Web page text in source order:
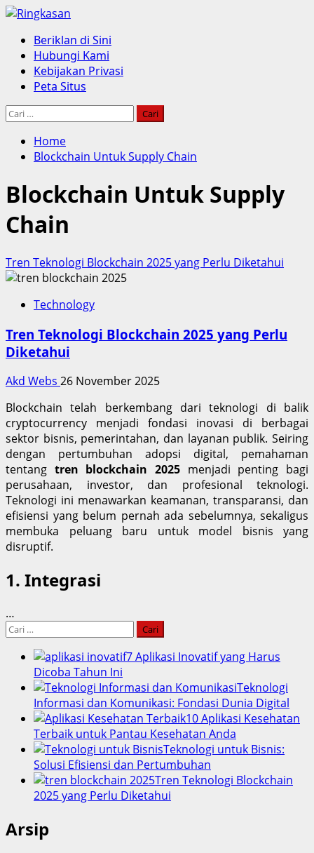
Skip
content
Primary
Menu
Beriklan di Sini
Hubungi Kami
Kebijakan Privasi
Peta Situs
Cari
Home
Blockchain Untuk Supply Chain
Blockchain Untuk Supply
Chain
Tren Teknologi Blockchain 2025 yang Perlu Diketahui
Technology
Tren Teknologi Blockchain 2025 yang Perlu
Diketahui
Akd Webs 26 November 2025
Blockchain telah berkembang dari teknologi di balik
cryptocurrency menjadi fondasi inovasi di berbagai
sektor bisnis, pemerintahan, dan layanan publik. Seiring
dengan pertumbuhan adopsi digital, pemahaman
tentang tren blockchain 2025 menjadi penting bagi
perusahaan, investor, dan profesional teknologi.
Teknologi ini menawarkan keamanan, transparansi, dan
efisiensi yang belum pernah ada sebelumnya, sekaligus
membuka peluang baru untuk model bisnis yang
disruptif.
1. Integrasi
…
Cari
7 Aplikasi Inovatif yang Harus
Dicoba Tahun Ini
Teknologi
Informasi dan Komunikasi: Fondasi Dunia Digital
10 Aplikasi Kesehatan
Terbaik untuk Pantau Kesehatan Anda
Teknologi untuk Bisnis:
Solusi Efisiensi dan Pertumbuhan
Tren Teknologi Blockchain
2025 yang Perlu Diketahui
Arsip